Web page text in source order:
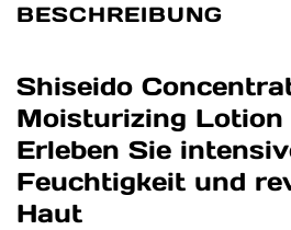
BESCHREIBUNG
Shiseido
Moisturizing Lotion
Erleben Sie
Feuchtigkeit und
Haut